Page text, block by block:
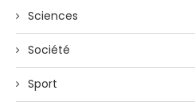
Sciences
Société
Sport